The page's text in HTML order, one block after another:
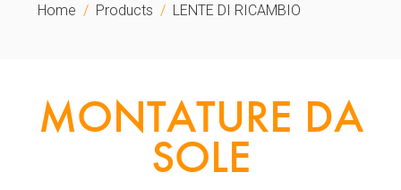
Home Products LENTE DI RICAMBIO
MONTATURE DA
SOLE